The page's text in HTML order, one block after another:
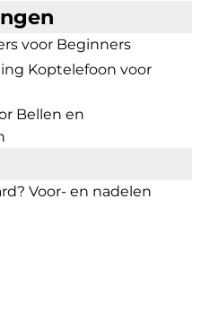
voor Beginners
Koptelefoon voor
Bellen en
Voor- en nadelen